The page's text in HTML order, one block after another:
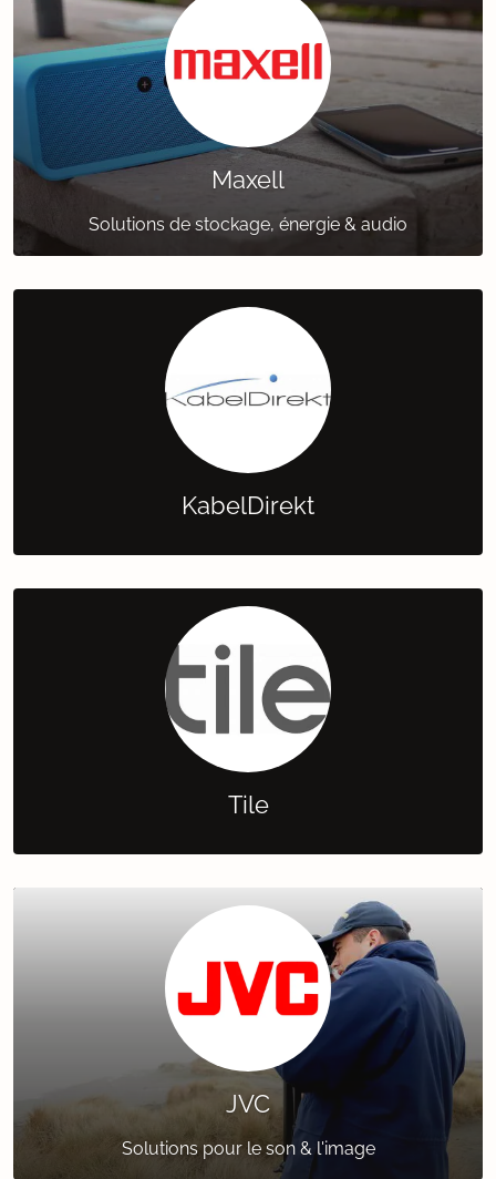
Maxell
Solutions de stockage, énergie & audio
KabelDirekt
Tile
JVC
Solutions pour le son & l'image